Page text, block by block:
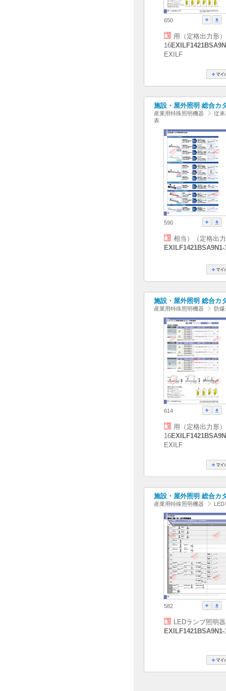
650
用（定格出力形）
16
EXILF
施設・屋外照明 総合カ
産業用特殊照明機器
従来
表
590
相当）（定格出
EXILF1421BSA9N1-
施設・屋外照明 総合カ
産業用特殊照明機器 防爆
614
用（定格出力形）
16
EXILF
施設・屋外照明 総合カ
産業用特殊照明機器 LED
582
LEDランプ照明
EXILF1421BSA9N1-